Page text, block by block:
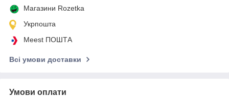
Магазини Rozetka
Укрпошта
Meest ПОШТА
Всі умови доставки
Умови оплати